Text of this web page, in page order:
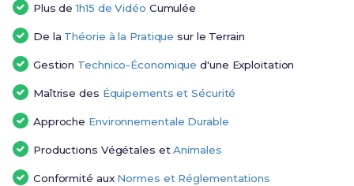
Plus de1h15 de Vidéo Cumulée
De la Théorie à la Pratique sur le Terrain
Gestion Technico-Économique d'une Exploitation
Maîtrise des Équipements et Sécurité
Approche Environnementale Durable
Productions Végétales etAnimales
Conformité aux Normes et Réglementations